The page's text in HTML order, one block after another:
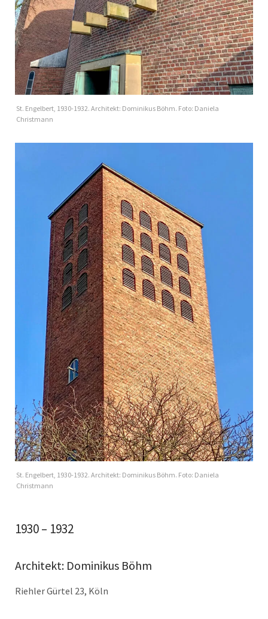
St. Engelbert, 1930-1932. Architekt: Dominikus Böhm. Foto: Daniela
Christmann
St. Engelbert, 1930-1932. Architekt: Dominikus Böhm. Foto: Daniela
Christmann
1930 – 1932
Architekt: Dominikus Böhm
Riehler Gürtel 23, Köln